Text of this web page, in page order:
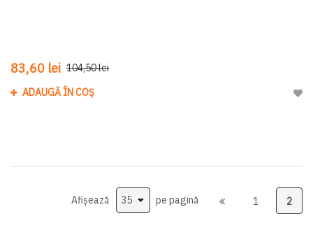
83,60 lei 104,50 lei
ADAUGĂ ÎN COȘ
1 2
Afișează pe pagină